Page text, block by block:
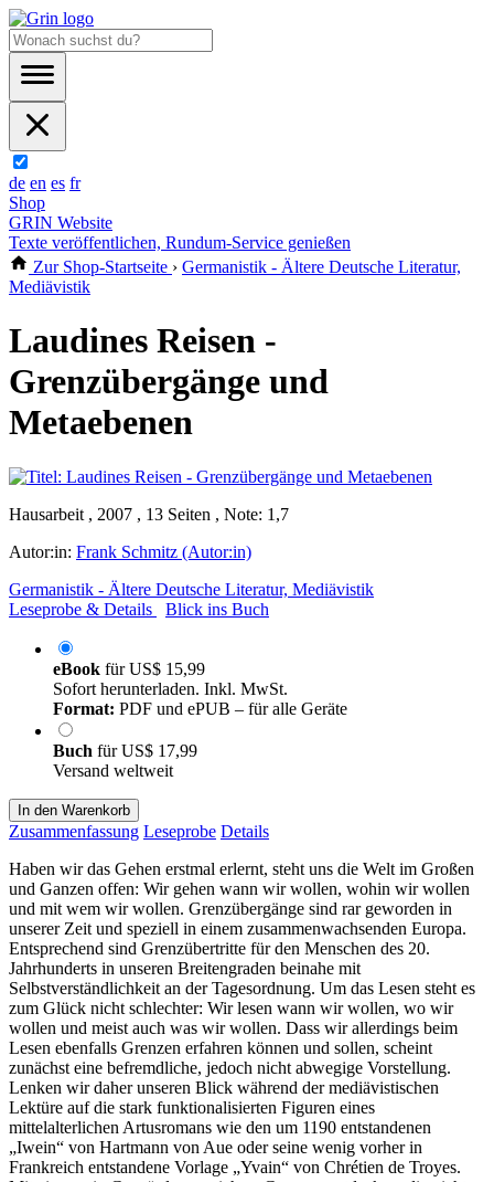
de en es fr
Shop
GRIN Website
Texte veröffentlichen, Rundum-Service genießen
Zur Shop-Startseite › Germanistik - Ältere Deutsche Literatur,
Mediävistik
Laudines Reisen -
Grenzübergänge und
Metaebenen
Hausarbeit , 2007 , 13 Seiten , Note: 1,7
Autor:in: Frank Schmitz (Autor:in)
Germanistik - Ältere Deutsche Literatur, Mediävistik
Leseprobe & Details
Blick ins Buch
eBook fürUS$ 15,99
Sofort herunterladen. Inkl. MwSt.
Format: PDF und ePUB – für alle Geräte
Buch fürUS$ 17,99
Versand weltweit
In den Warenkorb
Zusammenfassung Leseprobe Details
Haben wir das Gehen erstmal erlernt, steht uns die Welt im Großen
und Ganzen offen: Wir gehen wann wir wollen, wohin wir wollen
und mit wem wir wollen. Grenzübergänge sind rar geworden in
unserer Zeit und speziell in einem zusammenwachsenden Europa.
Entsprechend sind Grenzübertritte für den Menschen des 20.
Jahrhunderts in unseren Breitengraden beinahe mit
Selbstverständlichkeit an der Tagesordnung. Um das Lesen steht es
zum Glück nicht schlechter: Wir lesen wann wir wollen, wo wir
wollen und meist auch was wir wollen. Dass wir allerdings beim
Lesen ebenfalls Grenzen erfahren können und sollen, scheint
zunächst eine befremdliche, jedoch nicht abwegige Vorstellung.
Lenken wir daher unseren Blick während der mediävistischen
Lektüre auf die stark funktionalisierten Figuren eines
mittelalterlichen Artusromans wie den um 1190 entstandenen
„Iwein“ von Hartmann von Aue oder seine wenig vorher in
Frankreich entstandene Vorlage „Yvain“ von Chrétien de Troyes.